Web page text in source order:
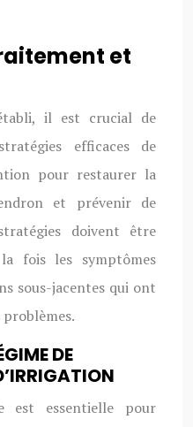
et
il est crucial de
efficaces de
pour restaurer la
et prévenir de
doivent être
fois les symptômes
sous-jacentes qui ont
DE
est essentielle pour